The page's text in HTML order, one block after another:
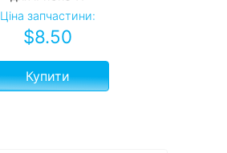
Ціна запчастини:
$8.50
Купити